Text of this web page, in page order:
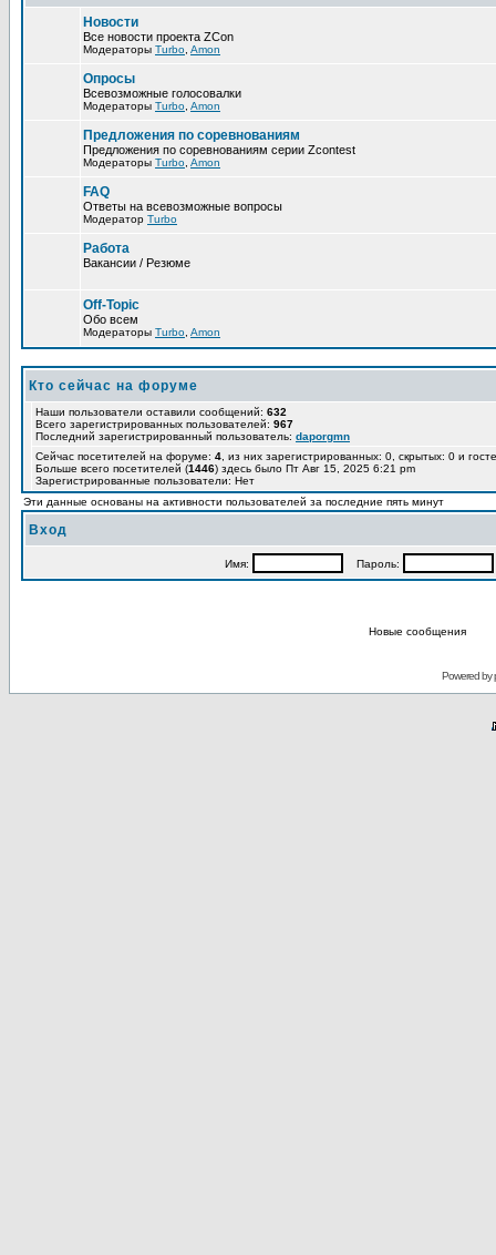
Новости
Все новости проекта ZCon
Модераторы Turbo Amon
Опросы
Всевозможные голосовалки
Модераторы Turbo Amon
Предложения по соревнованиям
Предложения по соревнованиям серии Zcontest
Модераторы Turbo Amon
FAQ
Ответы на всевозможные вопросы
Модератор Turbo
Работа
Вакансии / Резюме
Off-Topic
Обо всем
Модераторы Turbo Amon
Кто сейчас на форуме
Наши пользователи оставили сообщений: 632
Всего зарегистрированных пользователей: 967
Последний зарегистрированный пользователь: daporgmn
Сейчас посетителей на форуме: 4 , из них зарегистрированных: 0, скрытых: 0 и
Больше всего посетителей (1446) здесь было Пт Авг 15, 2025 6:21 pm
Зарегистрированные пользователи: Нет
Эти данные основаны на активности пользователей за последние пять минут
Вход
Имя: Пароль:
Новые сообщения
Powered by